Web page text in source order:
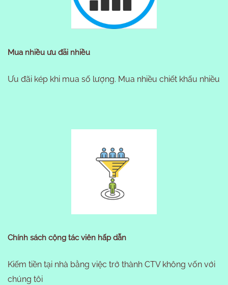
Mua nhiều ưu đãi nhiều
Ưu đãi kép khi mua số lượng. Mua nhiều chiết khấu nhiều
Chính sách cộng tác viên hấp dẫn
Kiếm tiền tại nhà bằng việc trở thành CTV không vốn với
chúng tôi